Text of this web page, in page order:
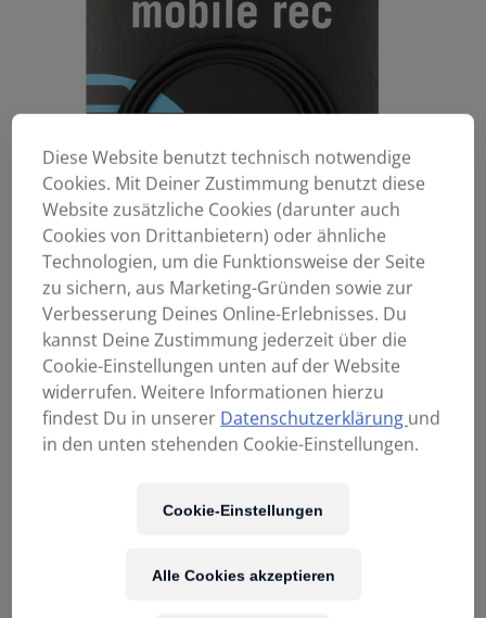
Diese Website benutzt technisch notwendige
Cookies. Mit Deiner Zustimmung benutzt diese
Website zusätzliche Cookies (darunter auch
Cookies von Drittanbietern) oder ähnliche
Technologien, um die Funktionsweise der Seite
zu sichern, aus Marketing-Gründen sowie zur
Verbesserung Deines Online-Erlebnisses. Du
kannst Deine Zustimmung jederzeit über die
Cookie-Einstellungen unten auf der Website
widerrufen. Weitere Informationen hierzu
findest Du in unserer Datenschutzerklärung und
in den unten stehenden Cookie-Einstellungen.
Cookie-Einstellungen
Alle Cookies akzeptieren